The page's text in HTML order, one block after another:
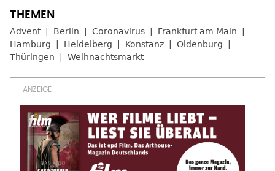
Advent Berlin Coronavirus
Frankfurt am Main
Hamburg
Heidelberg Konstanz
Oldenburg
Thüringen
Weihnachtsmarkt